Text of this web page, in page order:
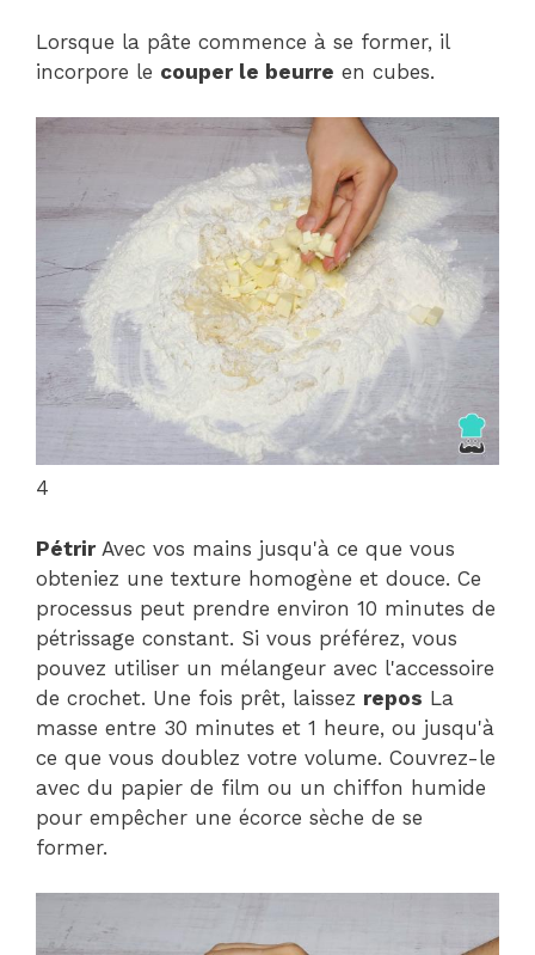
Lorsque la pâte commence à se former, il
incorpore le couper le beurre en cubes.
4
PétrirAvec vos mains jusqu'à ce que vous
obteniez une texture homogène et douce. Ce
processus peut prendre environ 10 minutes de
pétrissage constant. Si vous préférez, vous
pouvez utiliser un mélangeur avec l'accessoire
de crochet. Une fois prêt, laissez repos La
masse entre 30 minutes et 1 heure, ou jusqu'à
ce que vous doublez votre volume. Couvrez-le
avec du papier de film ou un chiffon humide
pour empêcher une écorce sèche de se
former.